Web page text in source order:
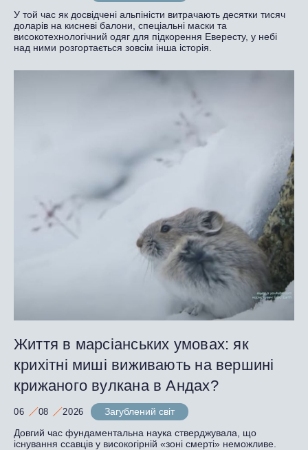
У той час як досвідчені альпіністи витрачають десятки тисяч
доларів на кисневі балони, спеціальні маски та
високотехнологічний одяг для підкорення Евересту, у небі
над ними розгортається зовсім інша історія.
Життя в марсіанських умовах: як
крихітні миші виживають на вершині
крижаного вулкана в Андах?
06 08 2026
Загублений світ
Довгий час фундаментальна наука стверджувала, що
існування ссавців у високогірній «зоні смерті» неможливе.